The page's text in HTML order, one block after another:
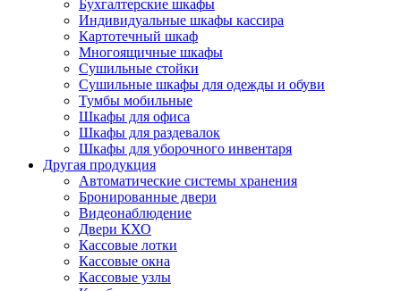
Бухгалтерские шкафы
Индивидуальные шкафы кассира
Картотечный шкаф
Многоящичные шкафы
Сушильные стойки
Сушильные шкафы для одежды и обуви
Тумбы мобильные
Шкафы для офиса
Шкафы для раздевалок
Шкафы для уборочного инвентаря
Другая продукция
Автоматические системы хранения
Бронированные двери
Видеонаблюдение
Двери КХО
Кассовые лотки
Кассовые окна
Кассовые узлы